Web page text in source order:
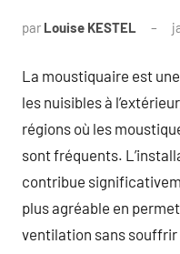
par Louise KESTEL
La moustiquaire est
les nuisibles à
régions où les
sont fréquents.
contribue
plus agréable en
ventilation sans